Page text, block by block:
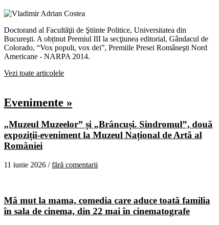
Doctorand al Facultăţii de Ştiinte Politice, Universitatea din
Bucureşti. A obținut Premiul III la secţiunea editorial, Gândacul de
Colorado, “Vox populi, vox dei”, Premiile Presei Româneşti Nord
Americane - NARPA 2014.
Vezi toate articolele
Evenimente »
„Muzeul Muzeelor” și „Brâncuși. Sindromul”, două
expoziții-eveniment la Muzeul Național de Artă al
României
11 iunie 2026 /fără comentarii
Mă mut la mama, comedia care aduce toată familia
în sala de cinema, din 22 mai în cinematografe